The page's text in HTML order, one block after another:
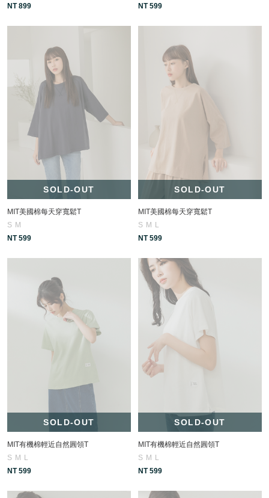
NT 899
NT 599
SOLD-OUT
MIT美國棉每天穿寬鬆T
S M
NT 599
SOLD-OUT
MIT美國棉每天穿寬鬆T
S M
L
NT 599
SOLD-OUT
MIT有機棉輕近自然圓領T
S M L
NT 599
SOLD-OUT
MIT有機棉輕近自然圓領T
S M L
NT 599